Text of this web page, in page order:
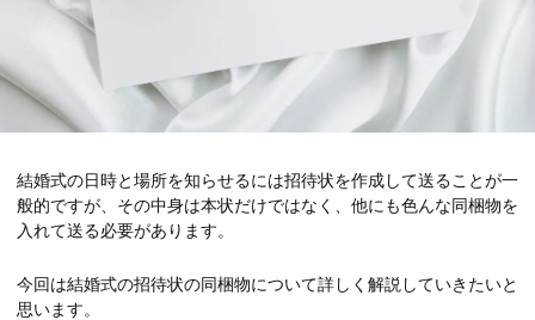
結婚式の日時と場所を知らせるには招待状を作成して送ることが一
般的ですが、その中身は本状だけではなく、他にも色んな同梱物を
入れて送る必要があります。
今回は結婚式の招待状の同梱物について詳しく解説していきたいと
思います。